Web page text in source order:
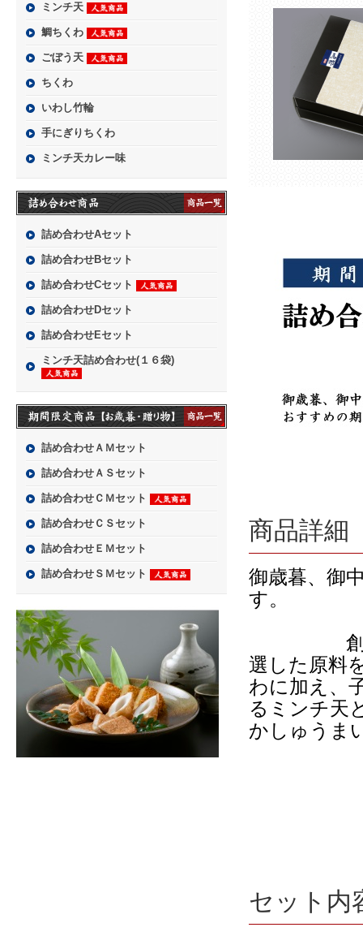
ミンチ天
鯛ちくわ
ごぼう天
ちくわ
いわし竹輪
手にぎりちくわ
ミンチ天カレー味
詰め合わせAセット
詰め合わせBセット
詰め合わせCセット
詰め合わせDセット
詰め合わせEセット
ミンチ天詰め合わせ(１６袋)
詰め合わせＡＭセット
詰め合わせＡＳセット
詰め合わせＣＭセット
詰め合わせＣＳセット
詰め合わせＥＭセット
詰め合わせＳＭセット
商品詳細
御歳暮、御
創業当時
選した原料
わに加え、
るミンチ天
かしゅう
セット内